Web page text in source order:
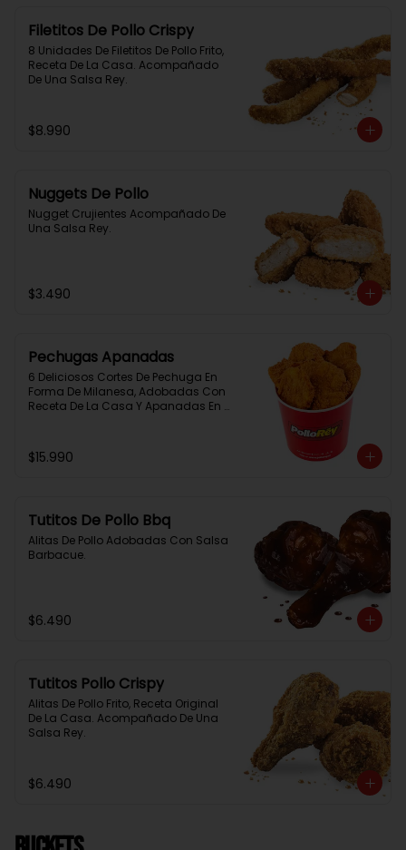
Filetitos De Pollo Crispy
8 Unidades De Filetitos De Pollo Frito,
Receta De La Casa. Acompañado
De Una Salsa Rey.
$8.990
Nuggets De Pollo
Nugget Crujientes Acompañado De
Una Salsa Rey.
$3.490
Pechugas Apanadas
6 Deliciosos Cortes De Pechuga En
Forma De Milanesa, Adobadas Con
Receta De La Casa Y Apanadas En
$15.990
Tutitos De Pollo Bbq
Alitas De Pollo Adobadas Con Salsa
Barbacue.
$6.490
Tutitos Pollo Crispy
Alitas De Pollo Frito, Receta Original
De La Casa. Acompañado De Una
Salsa Rey.
$6.490